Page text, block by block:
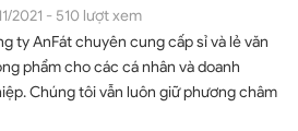
trong các trường hợp. 1. Thời gian vận
Thời gian vận chuyển hàng thường
ít nhất 1 đến 2 ngày làm việc (không tính
Bảy, Chủ Nhật hay các ngày Lễ tết) và
2021 - 510 lượt xem
ty AnFát chuyên cung cấp sỉ và lẻ văn
phẩm cho các cá nhân và doanh
Chúng tôi vẫn luôn giữ phương châm